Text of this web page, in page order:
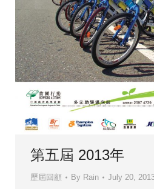
第五屆 2013年
歷屆回顧 By Rain July 20,